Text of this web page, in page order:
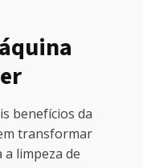
benefícios da
transformar
a limpeza de